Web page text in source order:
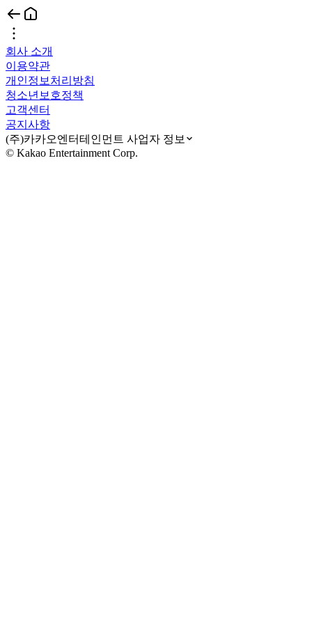
회사 소개
이용약관
개인정보처리방침
청소년보호정책
고객센터
공지사항
(주)카카오엔터테인먼트 사업자 정보
© Kakao Entertainment Corp.